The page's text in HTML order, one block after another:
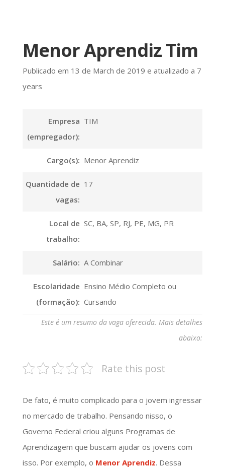
Menor Aprendiz Tim
Publicado em 13 de March de 2019 e atualizado a 7
years
Empresa
(empregador):
TIM
Cargo(s): Menor Aprendiz
Quantidade de
vagas:
17
Local de
trabalho:
SC, BA, SP, RJ, PE, MG, PR
Salário: A Combinar
Escolaridade
(formação):
Ensino Médio Completo ou
Cursando
Este é um resumo da vaga oferecida. Mais detalhes
abaixo:
Rate this post
De fato, é muito complicado para o jovem ingressar
no mercado de trabalho. Pensando nisso, o
Governo Federal criou alguns Programas de
Aprendizagem que buscam ajudar os jovens com
isso. Por exemplo, o Menor Aprendiz. Dessa